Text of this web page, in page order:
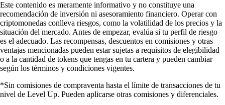
Este contenido es meramente informativo y no constituye una
recomendación de inversión ni asesoramiento financiero. Operar con
criptomonedas conlleva riesgos, como la volatilidad de los precios y la
situación del mercado. Antes de empezar, evalúa si tu perfil de riesgo
es el adecuado. Las recompensas, descuentos en comisiones y otras
ventajas mencionadas pueden estar sujetas a requisitos de elegibilidad
o a la cantidad de tokens que tengas en tu cartera y pueden cambiar
según los términos y condiciones vigentes.
*Sin comisiones de compraventa hasta el límite de transacciones de tu
nivel de Level Up. Pueden aplicarse otras comisiones y diferenciales.